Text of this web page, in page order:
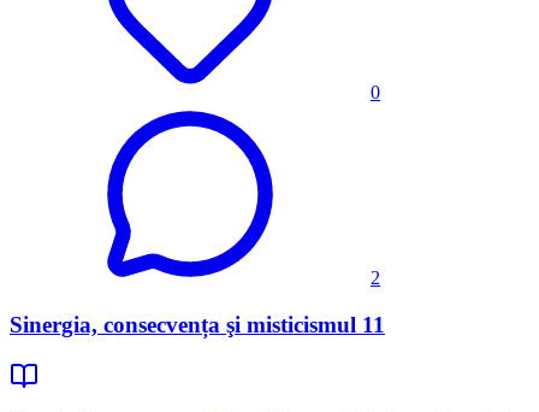
0
2
Sinergia, consecvența şi misticismul 11